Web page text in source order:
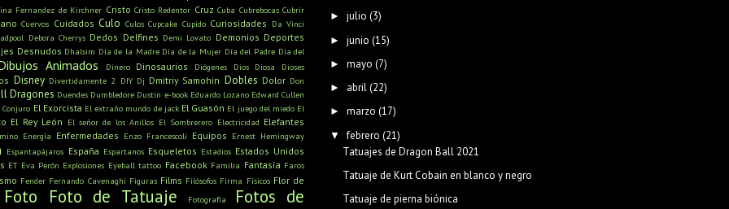
Fernandez de Kirchner Cristo Cristo Redentor Cruz Cuba Cubrebocas Cubrir
Cuervos Cuidados Culo Culos Cupcake Cupido Curiosidades Da Vinci
Debora Cherrys Dedos Delfines Demi Lovato Demonios Deportes
Desnudos Dhalsim Día de la Madre Día de la Mujer Día del Padre Día del
Animados Dinero Dinosaurios Diógenes Dios Diosa
Dioses
Disney Divertidamente 2 DIY Dj Dmitriy Samohin Dobles Dolor Don
Dragones Duendes Dumbledore Dustin e-book Eduardo Lozano Edward Cullen
Conjuro El Exorcista El extraño mundo de jack El Guasón El juego del miedo El
El Rey León El señor de los Anillos El Sombrerero Electricidad Elefantes
Energía Enfermedades Enzo Francescoli Equipos Ernest Hemingway
Espantapájaros España Espartanos Esqueletos Estadios Estados Unidos
ET Eva Perón Explosiones Eyeball tattoo Facebook Familia Fantasía Faros
Fender Fernando Cavenaghi Figuras Films Filósofos Firma Físicos Flor de
Foto Foto de Tatuaje Fotografía
Fotos de
► julio (3)
► junio (15)
► mayo (7)
► abril (22)
► marzo (17)
▼ febrero (21)
Tatuajes de Dragon Ball 2021
Tatuaje de Kurt Cobain en blanco y negro
Tatuaje de pierna biónica